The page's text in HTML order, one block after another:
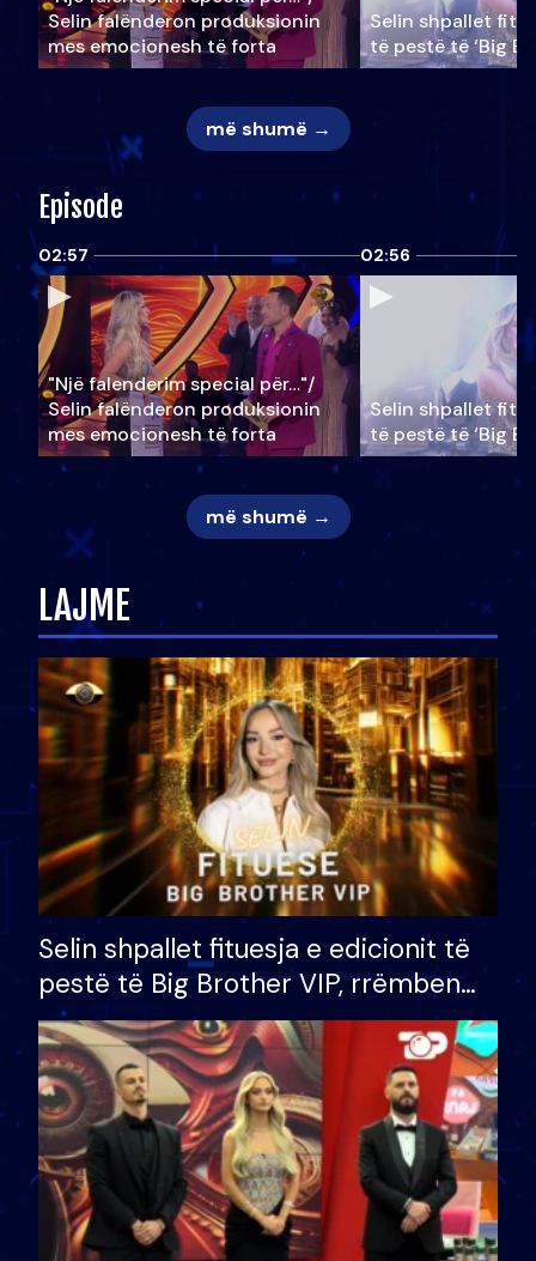
Selin falënderon produksionin
mes emocionesh të forta
Selin shpallet
të pestë të ‘Big
më shumë →
Episode
02:57
"Një falenderim special për…"/
Selin falënderon produksionin
mes emocionesh të forta
02:56
Selin shpallet
të pestë të ‘Big
më shumë →
LAJME
Selin shpallet fituesja e edicionit të
pestë të Big Brother VIP, rrëmben
çmimin e madh prej 100 mijë eurosh